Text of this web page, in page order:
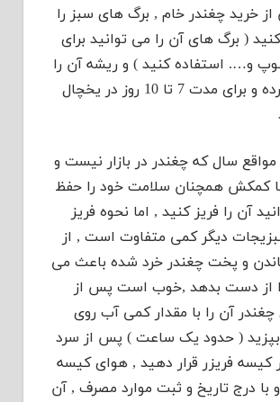
خرید چغندر خام , برگ های سبز را
( برگ های آن را می توانید برای
و…. استفاده کنید ) و ریشه آن را
بسته بندی کرده و برای مدت 7 تا 10 روز در یخچال
مواقع سال که چغندر در بازار نیست و
کمکش همچنان سلامت خود را حفظ
آن را فریز کنید , اما نحوه فریز
دیگر کمی متفاوت است , از
و پخت چغندر خرد شده باعث می
از دست بدهد ,خوب است پس از
آن را با مقدار کمی آب روی
بپزید ( حدود یک ساعت ) پس از سرد
کیسه فریزر قرار دهید , هوای کیسه
و با درج تاریخ و ثبت موارد مصرف , آن